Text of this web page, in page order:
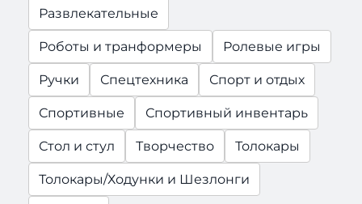
Развлекательные
Роботы и транформеры Ролевые игры
Ручки Спецтехника Спорт и отдых
Спортивные Спортивный инвентарь
Стол и стул Творчество Толокары
Толокары/Ходунки и Шезлонги